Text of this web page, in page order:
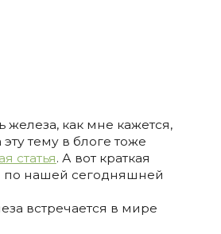
железа, как мне кажется,
тему в блоге тоже
статья. А вот краткая
нашей сегодняшней
встречается в мире